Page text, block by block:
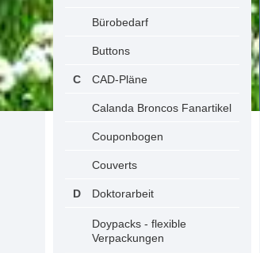
Bürobedarf
Buttons
CAD-Pläne
Calanda Broncos Fanartikel
Couponbogen
Couverts
Doktorarbeit
Doypacks - flexible
Verpackungen